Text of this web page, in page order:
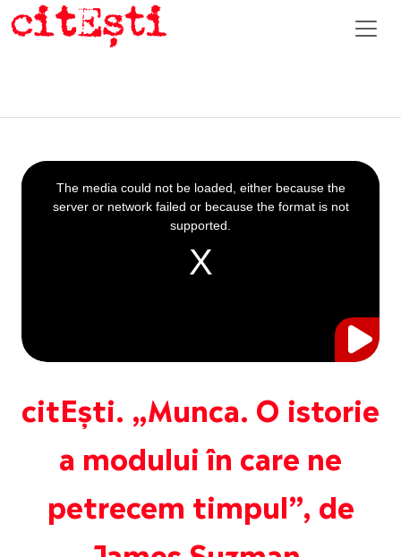
citEști. „Munca. O istorie
a modului în care ne
petrecem timpul”, de
This
is
a
The media could not be loaded, either because the
server or network failed or because the format is not
supported.